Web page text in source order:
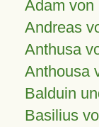
Adam von
Andreas
Anthusa
Anthousa
Balduin
Basilius